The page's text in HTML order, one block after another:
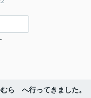
ら へ行ってきました。